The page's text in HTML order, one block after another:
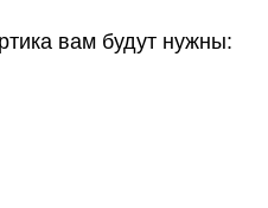
вам будут нужны: